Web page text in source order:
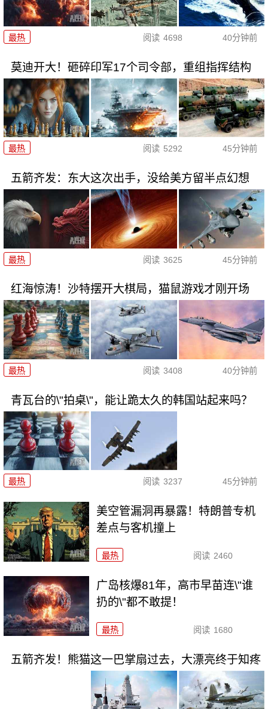
最热 阅读 4698 40分钟前
莫迪开大！砸碎印军17个司令部，重组指挥结构
最热 阅读 5292 45分钟前
五箭齐发：东大这次出手，没给美方留半点幻想
最热 阅读 3625 45分钟前
红海惊涛！沙特摆开大棋局，猫鼠游戏才刚开场
最热 阅读 3408 40分钟前
青瓦台的\"拍桌\"，能让跪太久的韩国站起来吗？
最热 阅读 3237 45分钟前
美空管漏洞再暴露！特朗普专机
差点与客机撞上
最热 阅读 2460
广岛核爆81年，高市早苗连\"谁
扔的\"都不敢提！
最热 阅读 1680
五箭齐发！熊猫这一巴掌扇过去，大漂亮终于知疼